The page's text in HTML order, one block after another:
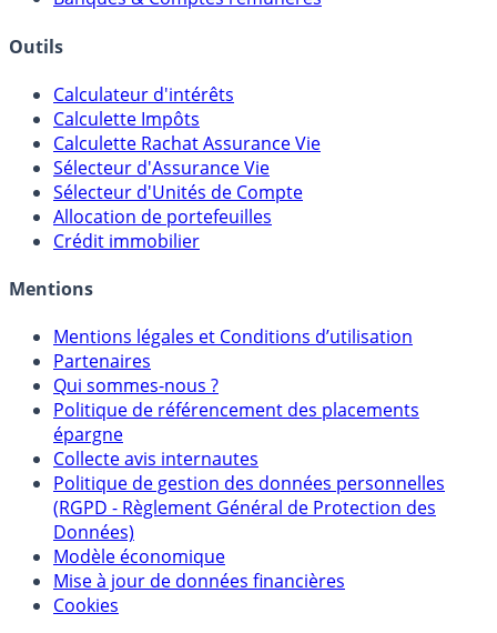
Outils
Calculateur d'intérêts
Calculette Impôts
Calculette Rachat Assurance Vie
Sélecteur d'Assurance Vie
Sélecteur d'Unités de Compte
Allocation de portefeuilles
Crédit immobilier
Mentions
Mentions légales et Conditions d’utilisation
Partenaires
Qui sommes-nous ?
Politique de référencement des placements
épargne
Collecte avis internautes
Politique de gestion des données personnelles
(RGPD - Règlement Général de Protection des
Données)
Modèle économique
Mise à jour de données financières
Cookies